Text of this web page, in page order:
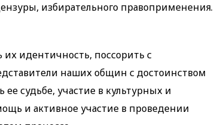
избирательного правоприменения.
идентичность, поссорить с
наших общин с достоинством
судьбе, участие в культурных и
и активное участие в проведении